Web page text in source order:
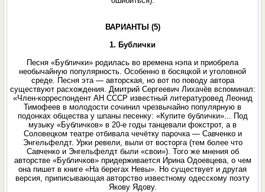
ВАРИАНТЫ (5)
1. Бублички
Песня «Бублички» родилась во времена нэпа и приобрела
необычайную популярность. Особенно в босяцкой и уголовной
среде. Песня эта — авторская, но вот по поводу автора
существуют расхождения. Дмитрий Сергеевич Лихачёв вспоминал:
«Член-корреспондент АН СССР известный литературовед Леонид
Тимофеев в молодости сочинил чрезвычайно популярную в
подонках общества у шпаны песенку: «Купите бублички»... Под
музыку «Бубличков» в 20-е годы танцевали фокстрот, а в
Соловецком театре отбивала чечётку парочка — Савченко и
Энгельфелдт. Урки ревели, выли от восторга (тем более что
Савченко и Энгельфелдт были «свои»). Того же мнения об
авторстве «Бубличков» придерживается Ирина Одоевцева, о чем
она пишет в книге «На берегах Невы». Но существует и другая
версия, приписывающая авторство известному одесскому поэту
Якову Ядову.